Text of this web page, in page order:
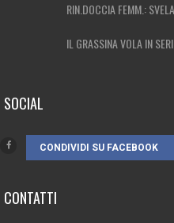
RIN.DOCCIA FEMM.:
IL GRASSINA VOLA IN
SOCIAL
CONDIVIDI SU FACEBOOK
CONTATTI